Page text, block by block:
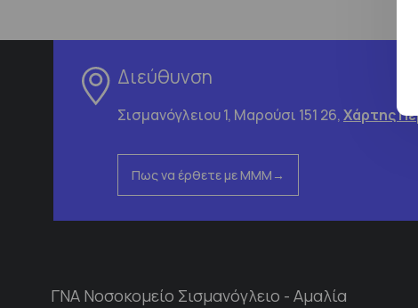
Διεύθυνση
Σισμανόγλειου 1, Μαρούσι 151 26,Χάρτης
Πως να έρθετε με ΜΜΜ
ΓΝΑ Νοσοκομείο Σισμανόγλειο - Αμαλία